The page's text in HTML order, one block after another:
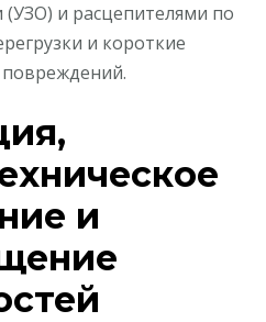
(УЗО) и расцепителями по
и короткие
и